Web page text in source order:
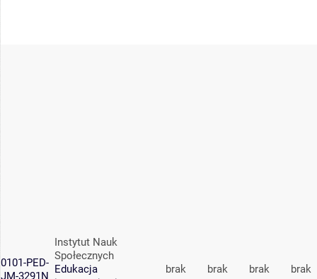
0101-PED-
JM-3291N
Instytut Nauk
Społecznych
Edukacja
brak brak brak brak